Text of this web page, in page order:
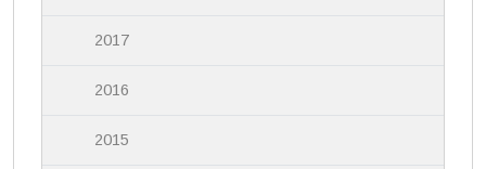
2017
2016
2015